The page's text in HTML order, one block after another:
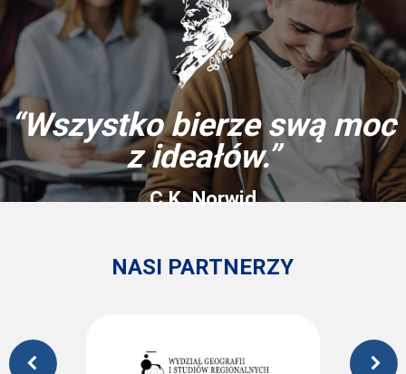
“Wszystko bierze swą moc
z ideałów.”
C.K. Norwid
NASI PARTNERZY